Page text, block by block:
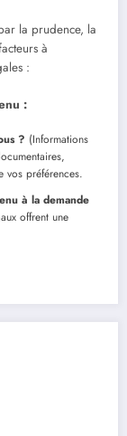
la prudence, la
à
:
:
? (Informations
vos préférences.
à la demande
offrent une